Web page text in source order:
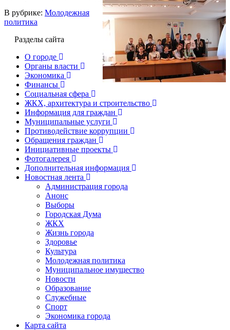
В рубрике: Молодежная
политика
Разделы сайта
О городе
Органы власти
Экономика
Финансы
Социальная сфера
ЖКХ, архитектура и строительство
Информация для граждан
Муниципальные услуги
Противодействие коррупции
Обращения граждан
Инициативные проекты
Фотогалерея
Дополнительная информация
Новостная лента
Администрация города
Анонс
Выборы
Городская Дума
ЖКХ
Жизнь города
Здоровье
Культура
Молодежная политика
Муниципальное имущество
Новости
Образование
Служебные
Спорт
Экономика города
Карта сайта